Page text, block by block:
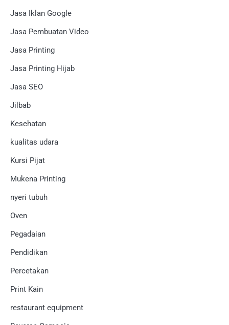
Jasa Iklan Google
Jasa Pembuatan Video
Jasa Printing
Jasa Printing Hijab
Jasa SEO
Jilbab
Kesehatan
kualitas udara
Kursi Pijat
Mukena Printing
nyeri tubuh
Oven
Pegadaian
Pendidikan
Percetakan
Print Kain
restaurant equipment